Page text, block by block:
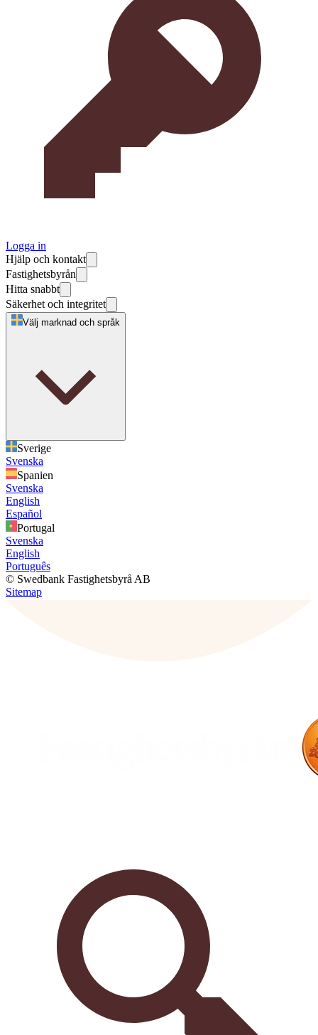
Logga in
Hjälp och kontakt
Fastighetsbyrån
Hitta snabbt
Säkerhet och integritet
Välj marknad och språk
Sverige
Svenska
Spanien
Svenska
English
Español
Portugal
Svenska
English
Português
© Swedbank Fastighetsbyrå AB
Sitemap